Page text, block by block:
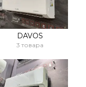
DAVOS
3 товара